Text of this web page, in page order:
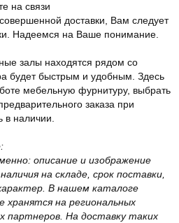
на связи
доставки, Вам следует
Надеемся на Ваше понимание.
залы находятся рядом со
будет быстрым и удобным. Здесь
мебельную фурнитуру, выбрать
заказа при
в наличии.
описание и изображение
на складе, срок поставки,
В нашем каталоге
на региональных
партнеров. На доставку таких